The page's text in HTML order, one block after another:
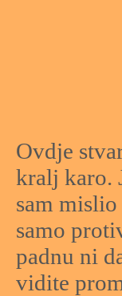
Ovdje
kralj karo.
sam
samo
padnu ni
vidite